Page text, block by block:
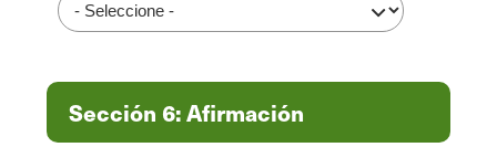
Sección 6: Afirmación